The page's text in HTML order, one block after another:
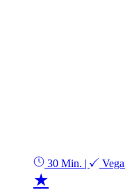
30 Min. |
★